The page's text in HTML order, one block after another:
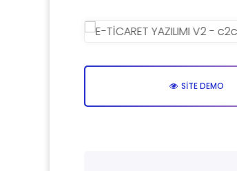
SITE DEMO